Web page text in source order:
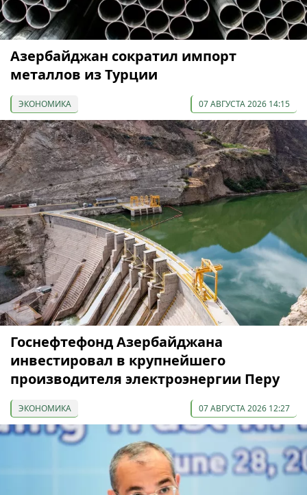
Азербайджан сократил импорт
металлов из Турции
ЭКОНОМИКА 07 АВГУСТА 2026 14:15
Госнефтефонд Азербайджана
инвестировал в крупнейшего
производителя электроэнергии Перу
ЭКОНОМИКА 07 АВГУСТА 2026 12:27